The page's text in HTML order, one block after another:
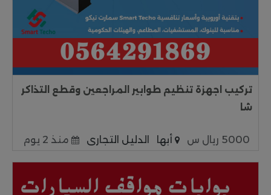
تركيب اجهزة تنظيم طوابير المراجعين وقطع التذاكر
شا
5000 ريال س أبها الدليل التجارى منذ 2 يوم